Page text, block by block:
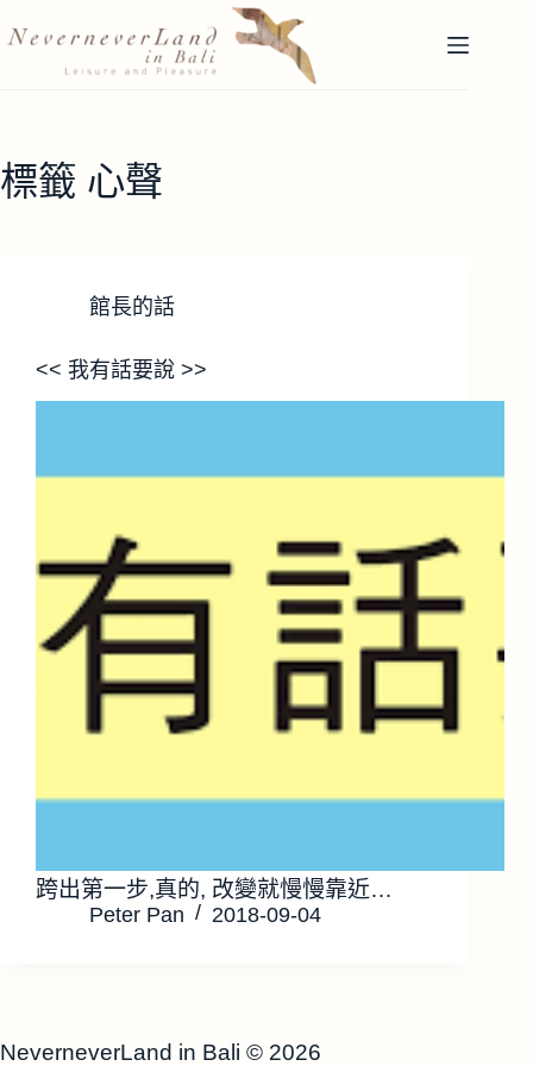
至
容
標籤 心聲
館長的話
<< 我有話要說 >>
跨出第一步,真的, 改變就慢慢靠近…
Peter Pan 2018-09-04
NeverneverLand in Bali © 2026